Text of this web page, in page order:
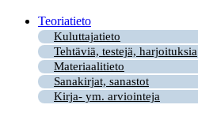
Teoriatieto
Kuluttajatieto
Tehtäviä, testejä, harjoituksia
Materiaalitieto
Sanakirjat, sanastot
Kirja- ym. arviointeja